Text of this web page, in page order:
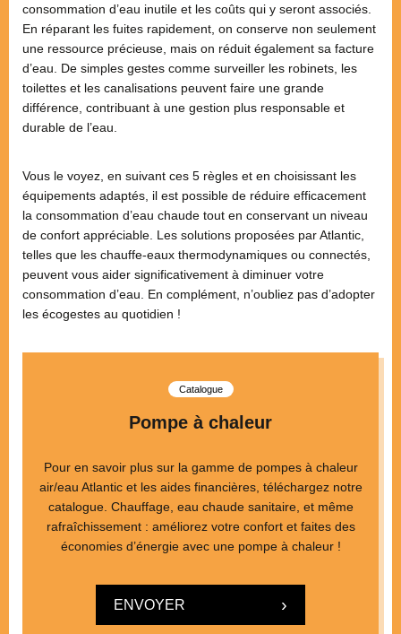
consommation d’eau inutile et les coûts qui y seront associés.
En réparant les fuites rapidement, on conserve non seulement
une ressource précieuse, mais on réduit également sa facture
d’eau. De simples gestes comme surveiller les robinets, les
toilettes et les canalisations peuvent faire une grande
différence, contribuant à une gestion plus responsable et
durable de l’eau.
Vous le voyez, en suivant ces 5 règles et en choisissant les
équipements adaptés, il est possible de réduire efficacement
la consommation d’eau chaude tout en conservant un niveau
de confort appréciable. Les solutions proposées par Atlantic,
telles que les chauffe-eaux thermodynamiques ou connectés,
peuvent vous aider significativement à diminuer votre
consommation d’eau. En complément, n’oubliez pas d’adopter
les écogestes au quotidien !
Catalogue
Pompe à chaleur
Pour en savoir plus sur la gamme de pompes à chaleur
air/eau Atlantic et les aides financières, téléchargez notre
catalogue. Chauffage, eau chaude sanitaire, et même
rafraîchissement : améliorez votre confort et faites des
économies d’énergie avec une pompe à chaleur !
ENVOYER